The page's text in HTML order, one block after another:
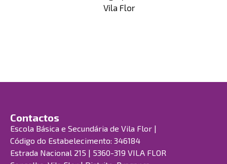
Vila Flor
Contactos
Escola Básica e Secundária de Vila Flor |
Código do Estabelecimento: 346184
Estrada Nacional 215 | 5360-319 VILA FLOR